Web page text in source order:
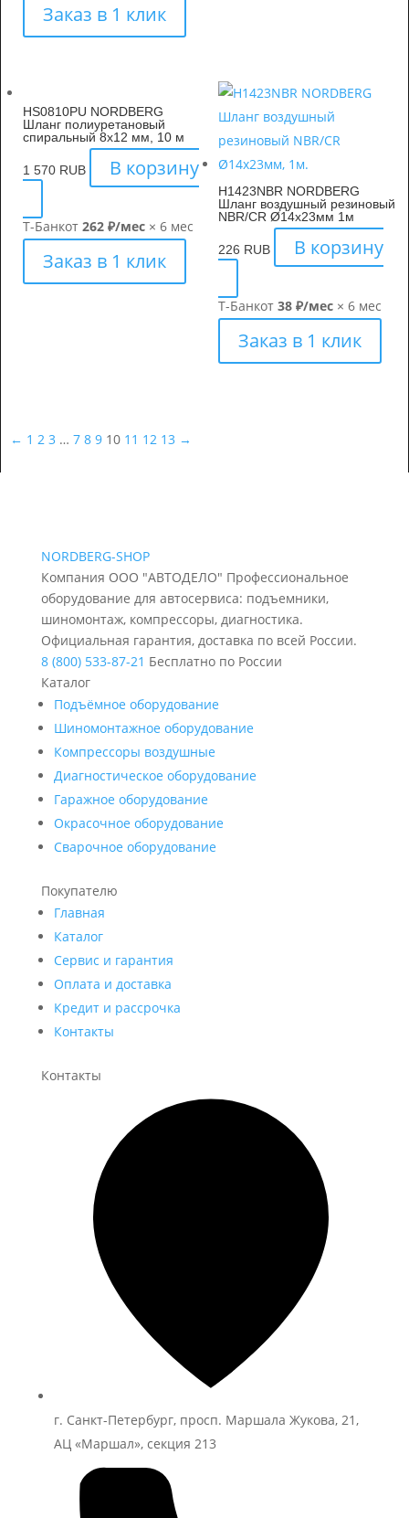
Заказ в 1 клик
HS0810PU NORDBERG
Шланг полиуретановый
спиральный 8х12 мм, 10 м
1 570 RUB В корзину
Т-Банкот 262 ₽/мес × 6 мес
Заказ в 1 клик
H1423NBR NORDBERG
Шланг воздушный резиновый
NBR/CR Ø14х23мм 1м
226 RUB В корзину
Т-Банкот38 ₽/мес × 6 мес
Заказ в 1 клик
← 1 2 3 … 7 8 9 10 11 12 13 →
NORDBERG-SHOP
Компания ООО "АВТОДЕЛО" Профессиональное
оборудование для автосервиса: подъемники,
шиномонтаж, компрессоры, диагностика.
Официальная гарантия, доставка по всей России.
8 (800) 533-87-21 Бесплатно по России
Каталог
Подъёмное оборудование
Шиномонтажное оборудование
Компрессоры воздушные
Диагностическое оборудование
Гаражное оборудование
Окрасочное оборудование
Сварочное оборудование
Покупателю
Главная
Каталог
Сервис и гарантия
Оплата и доставка
Кредит и рассрочка
Контакты
Контакты
г. Санкт-Петербург, просп. Маршала Жукова, 21,
АЦ «Маршал», секция 213